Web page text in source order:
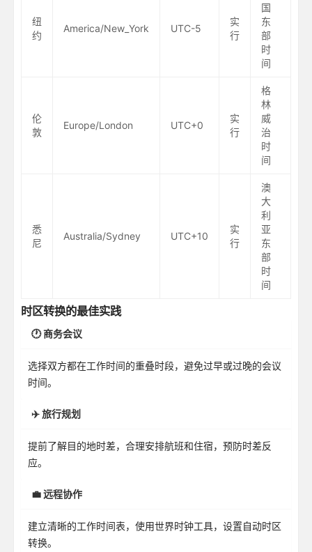
纽
约
America/New_York UTC-5
实
行
国
东
部
时
间
伦
敦
Europe/London UTC+0
实
行
格
林
威
治
时
间
悉
尼
Australia/Sydney UTC+10
实
行
澳
大
利
亚
东
部
时
间
时区转换的最佳实践
🕐 商务会议
选择双方都在工作时间的重叠时段，避免过早或过晚的会议
时间。
✈️ 旅行规划
提前了解目的地时差，合理安排航班和住宿，预防时差反
应。
💼 远程协作
建立清晰的工作时间表，使用世界时钟工具，设置自动时区
转换。